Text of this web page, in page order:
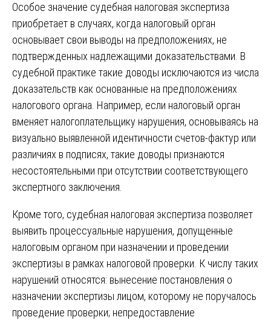
Особое значение судебная налоговая экспертиза
приобретает в случаях, когда налоговый орган
основывает свои выводы на предположениях, не
подтвержденных надлежащими доказательствами. В
судебной практике такие доводы исключаются из числа
доказательств как основанные на предположениях
налогового органа. Например, если налоговый орган
вменяет налогоплательщику нарушения, основываясь на
визуально выявленной идентичности счетов-фактур или
различиях в подписях, такие доводы признаются
несостоятельными при отсутствии соответствующего
экспертного заключения.
Кроме того, судебная налоговая экспертиза позволяет
выявить процессуальные нарушения, допущенные
налоговым органом при назначении и проведении
экспертизы в рамках налоговой проверки. К числу таких
нарушений относятся: вынесение постановления о
назначении экспертизы лицом, которому не поручалось
проведение проверки; непредоставление